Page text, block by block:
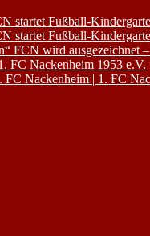
startet Fußball-
startet Fußball-
FCN wird ausgezeichnet
FC Nackenheim 1953 e.V.
FC Nackenheim | 1. FC